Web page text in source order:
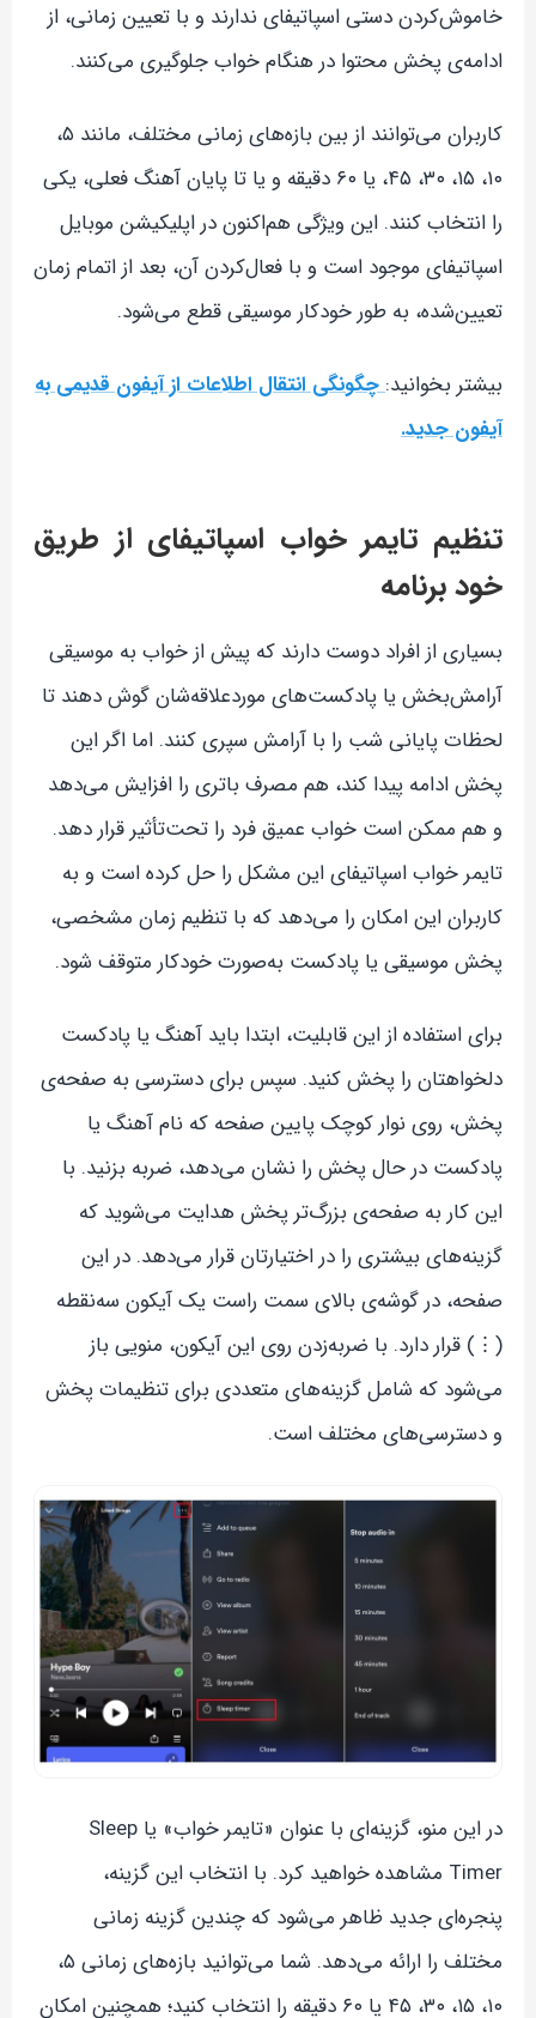
خاموش‌کردن دستی اسپاتیفای ندارند و با تعیین زمانی، از
ادامه‌ی پخش محتوا در هنگام خواب جلوگیری می‌کنند.
کاربران می‌توانند از بین بازه‌های زمانی مختلف، مانند ۵،
۱۰، ۱۵، ۳۰، ۴۵، یا ۶۰ دقیقه و یا تا پایان آهنگ فعلی، یکی
را انتخاب کنند. این ویژگی هم‌اکنون در اپلیکیشن موبایل
اسپاتیفای موجود است و با فعال‌کردن آن، بعد از اتمام زمان
تعیین‌شده، به طور خودکار موسیقی قطع می‌شود.
بیشتر بخوانید:چگونگی انتقال اطلاعات از آیفون قدیمی به
آیفون جدید.
تنظیم تایمر خواب اسپاتیفای از طریق
خود برنامه
بسیاری از افراد دوست دارند که پیش از خواب به موسیقی
آرامش‌بخش یا پادکست‌های موردعلاقه‌شان گوش دهند تا
لحظات پایانی شب را با آرامش سپری کنند. اما اگر این
پخش ادامه پیدا کند، هم مصرف باتری را افزایش می‌دهد
و هم ممکن است خواب عمیق فرد را تحت‌تأثیر قرار دهد.
تایمر خواب اسپاتیفای این مشکل را حل کرده است و به
کاربران این امکان را می‌دهد که با تنظیم زمان مشخصی،
پخش موسیقی یا پادکست به‌صورت خودکار متوقف شود.
برای استفاده از این قابلیت، ابتدا باید آهنگ یا پادکست
دلخواهتان را پخش کنید. سپس برای دسترسی به صفحه‌ی
پخش، روی نوار کوچک پایین صفحه که نام آهنگ یا
پادکست در حال پخش را نشان می‌دهد، ضربه بزنید. با
این کار به صفحه‌ی بزرگ‌تر پخش هدایت می‌شوید که
گزینه‌های بیشتری را در اختیارتان قرار می‌دهد. در این
صفحه، در گوشه‌ی بالای سمت راست یک آیکون سه‌نقطه
(⋮) قرار دارد. با ضربه‌زدن روی این آیکون، منویی باز
می‌شود که شامل گزینه‌های متعددی برای تنظیمات پخش
و دسترسی‌های مختلف است.
در این منو، گزینه‌ای با عنوان «تایمر خواب» یا Sleep
Timer مشاهده خواهید کرد. با انتخاب این گزینه،
پنجره‌ای جدید ظاهر می‌شود که چندین گزینه زمانی
مختلف را ارائه می‌دهد. شما می‌توانید بازه‌های زمانی ۵،
۱۰، ۱۵، ۳۰، ۴۵ یا ۶۰ دقیقه را انتخاب کنید؛ همچنین امکان